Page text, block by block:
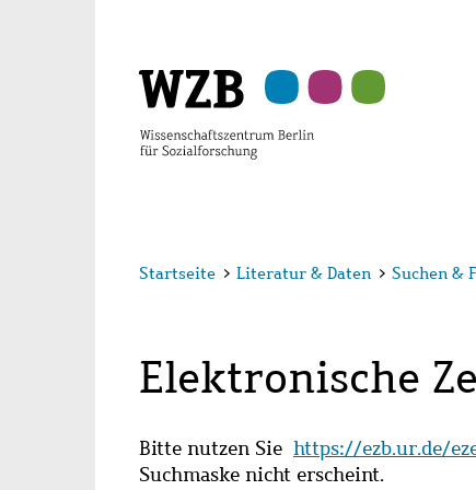
Startseite > Literatur & Daten > Suchen &
Elektronische
Bitte nutzen Sie https://ezb.ur.de/
Suchmaske nicht erscheint.